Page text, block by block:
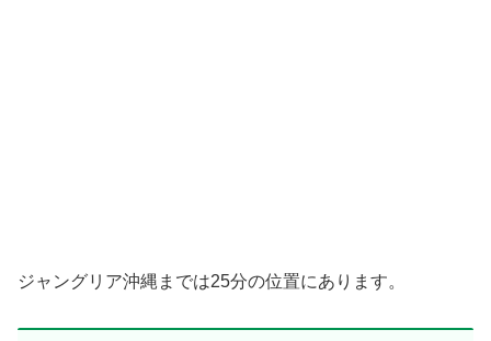
ジャングリア沖縄までは25分の位置にあります。